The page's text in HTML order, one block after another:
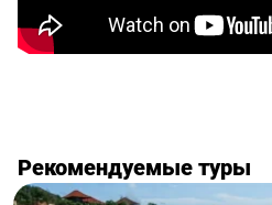
Рекомендуемые туры